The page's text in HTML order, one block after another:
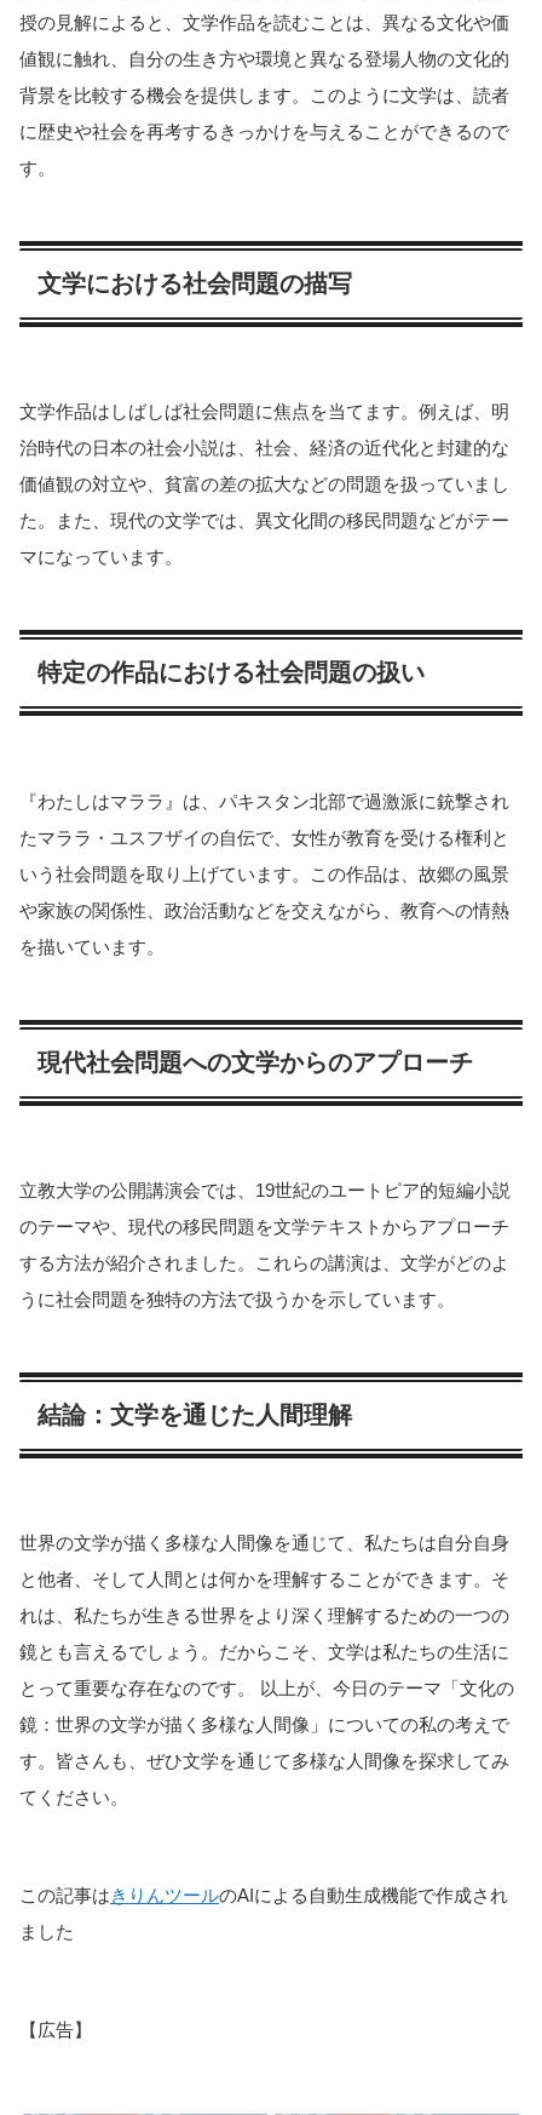
授の見解によると、文学作品を読むことは、異なる文化や価
値観に触れ、自分の生き方や環境と異なる登場人物の文化的
背景を比較する機会を提供します。このように文学は、読者
に歴史や社会を再考するきっかけを与えることができるので
す​​​​。
文学における社会問題の描写
文学作品はしばしば社会問題に焦点を当てます。例えば、明
治時代の日本の社会小説は、社会、経済の近代化と封建的な
価値観の対立や、貧富の差の拡大などの問題を扱っていまし
た​​。また、現代の文学では、異文化間の移民問題などがテー
マになっています​​​​。
特定の作品における社会問題の扱い
『わたしはマララ』は、パキスタン北部で過激派に銃撃され
たマララ・ユスフザイの自伝で、女性が教育を受ける権利と
いう社会問題を取り上げています。この作品は、故郷の風景
や家族の関係性、政治活動などを交えながら、教育への情熱
を描いています​​​​。
現代社会問題への文学からのアプローチ
立教大学の公開講演会では、19世紀のユートピア的短編小説
のテーマや、現代の移民問題を文学テキストからアプローチ
する方法が紹介されました。これらの講演は、文学がどのよ
うに社会問題を独特の方法で扱うかを示しています​​​​。
結論：文学を通じた人間理解
世界の文学が描く多様な人間像を通じて、私たちは自分自身
と他者、そして人間とは何かを理解することができます。そ
れは、私たちが生きる世界をより深く理解するための一つの
鏡とも言えるでしょう。だからこそ、文学は私たちの生活に
とって重要な存在なのです。 以上が、今日のテーマ「文化の
鏡：世界の文学が描く多様な人間像」についての私の考えで
す。皆さんも、ぜひ文学を通じて多様な人間像を探求してみ
てください。
この記事はきりんツールのAIによる自動生成機能で作成され
ました
【広告】